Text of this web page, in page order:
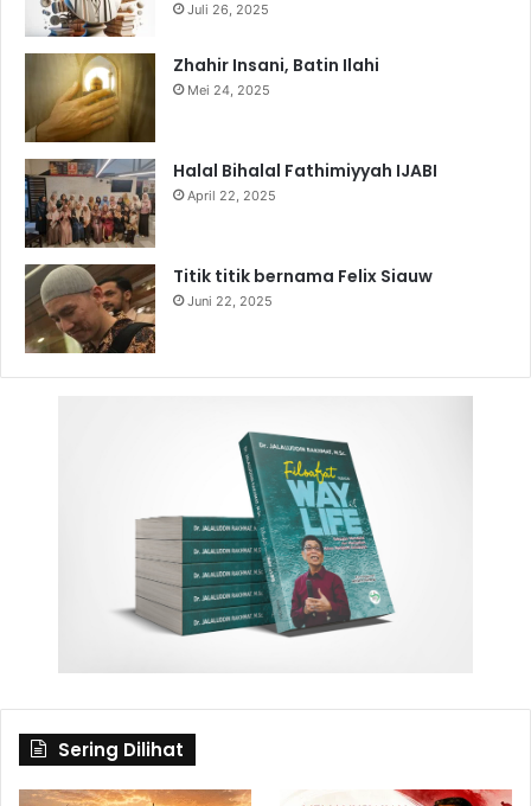
Juli 26, 2025
Zhahir Insani, Batin Ilahi
Mei 24, 2025
Halal Bihalal Fathimiyyah IJABI
April 22, 2025
Titik titik bernama Felix Siauw
Juni 22, 2025
Sering Dilihat